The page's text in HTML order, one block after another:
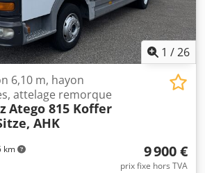
1 /26
km
6,10 m, hayon
attelage remorque
Atego 815 Koffer
AHK
9 900 €
prix fixe hors TVA